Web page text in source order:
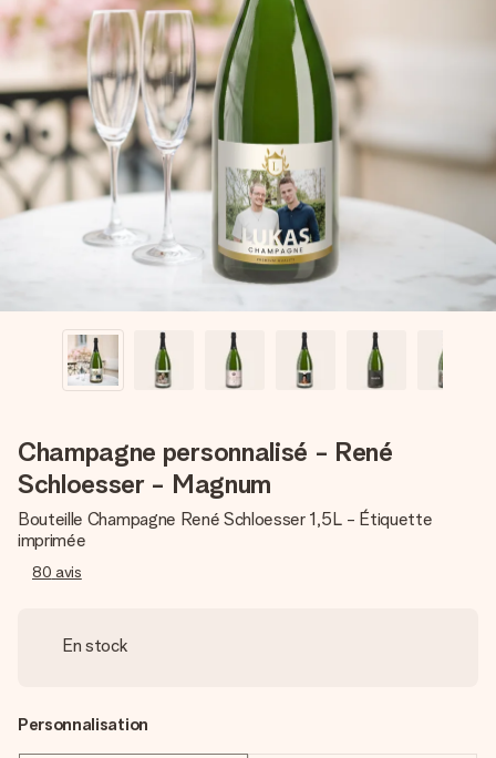
pays où nous sommes présents).
Carte de vœux gratuite
Créez quelque chose d’unique en quelques étapes – avec
son prénom, votre photo ou un message qui touche le cœur.
Sans complications, juste tout l’amour pour le moment idéal.
Champagne personnalisé - René
Schloesser - Magnum
Bouteille Champagne René Schloesser 1,5L - Étiquette
imprimée
80 avis
En stock
Personnalisation